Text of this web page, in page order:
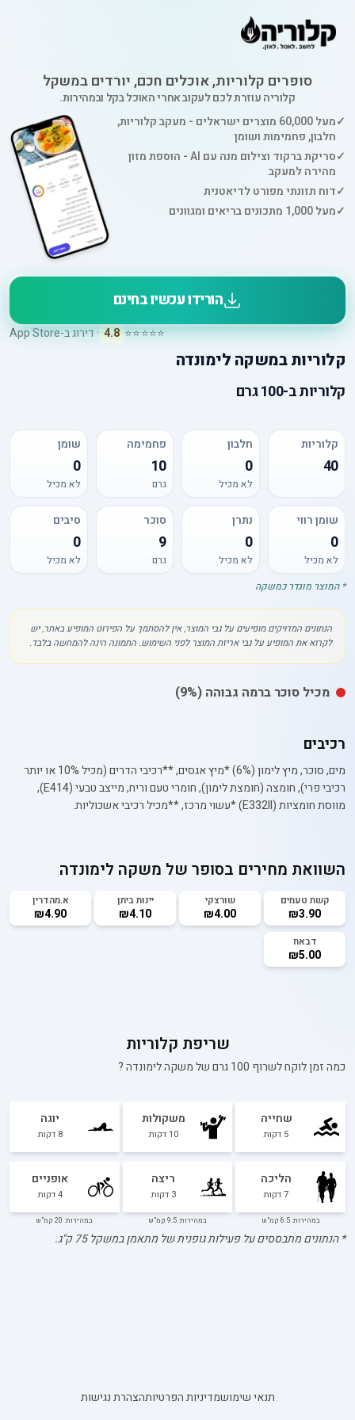
סופרים קלוריות, אוכלים חכם, יורדים במשקל
קלוריה עוזרת לכם לעקוב אחרי האוכל בקל ובמהירות.
✓
מעל 60,000 מוצרים ישראלים - מעקב קלוריות,
חלבון, פחמימות ושומן
✓
סריקת ברקוד וצילום מנה עם AI - הוספת מזון
מהירה למעקב
✓דוח תזונתי מפורט לדיאטנית
✓מעל 1,000 מתכונים בריאים ומגוונים
הורידו עכשיו בחינם
⭐⭐⭐⭐⭐
4.8 · דירוג ב-App Store
קלוריותבמשקה לימונדה
קלוריותב-100 גרם
קלוריות
40
חלבון
0
לא מכיל
פחמימה
10
גרם
שומן
0
לא מכיל
שומן רווי
0
לא מכיל
נתרן
0
לא מכיל
סוכר
9
גרם
סיבים
0
לא מכיל
* המוצר מוגדר כמשקה
הנתונים המדויקים מופיעים על גבי המוצר, אין להסתמך על הפירוט המופיע באתר, יש
לקרוא את המופיע על גבי אריזת המוצר לפני השימוש. התמונה הינה להמחשה בלבד.
מכיל סוכר ברמה גבוהה (9%)
רכיבים
מים, סוכר, מיץ לימון (6%) *מיץ אגסים, **רכיבי הדרים (מכיל 10% או יותר
רכיבי פרי), חומצה (חומצת לימון), חומרי טעם וריח, מייצב טבעי (E414ׂ),
מווסת חומציות (E332II) *עשוי מרכז, **מכיל רכיבי אשכוליות.
השוואת מחירים בסופר של משקה לימונדה
קשת טעמים
₪3.90
שורצקי
₪4.00
יינות ביתן
₪4.10
א.מהדרין
₪4.90
דבאח
₪5.00
שריפת קלוריות
כמה זמן לוקח לשרוף 100 גרם של משקה לימונדה?
שחייה
5 דקות
משקולות
10 דקות
יוגה
8 דקות
הליכה
7דקות
במהירות: 6.5 קמ"ש
ריצה
3 דקות
במהירות: 9.5 קמ"ש
אופניים
4דקות
במהירות: 20 קמ"ש
* הנתונים מתבססים על פעילות גופנית של מתאמן במשקל75ק"ג.
תנאי שימושמדיניות הפרטיותהצהרת נגישות